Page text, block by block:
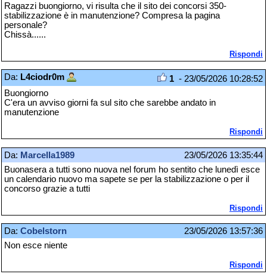
Ragazzi buongiorno, vi risulta che il sito dei concorsi 350-
stabilizzazione è in manutenzione? Compresa la pagina
personale?
Chissà......
Rispondi
Da: L4ciodr0m 1 - 23/05/2026 10:28:52
Buongiorno
C'era un avviso giorni fa sul sito che sarebbe andato in
manutenzione
Rispondi
Da: Marcella1989
23/05/2026 13:35:44
Buonasera a tutti sono nuova nel forum ho sentito che lunedì esce
un calendario nuovo ma sapete se per la stabilizzazione o per il
concorso grazie a tutti
Rispondi
Da: Cobelstorn
23/05/2026 13:57:36
Non esce niente
Rispondi